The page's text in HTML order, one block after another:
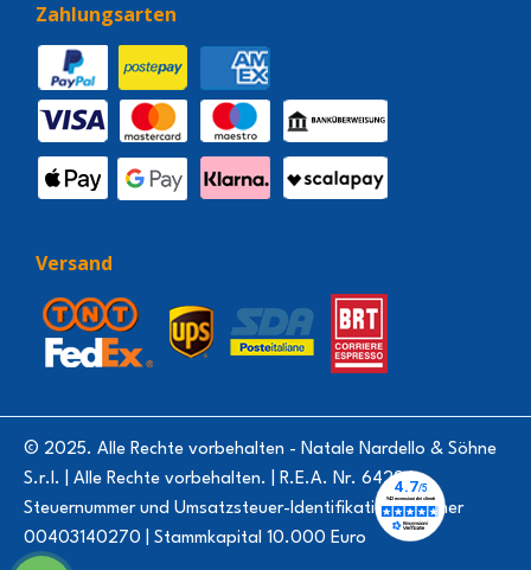
Zahlungsarten
Versand
© 2025. Alle Rechte vorbehalten - Natale Nardello & Söhne
S.r.l. | Alle Rechte vorbehalten. | R.E.A. Nr. 64294 -
Steuernummer und Umsatzsteuer-Identifikationsnummer
00403140270 | Stammkapital 10.000 Euro